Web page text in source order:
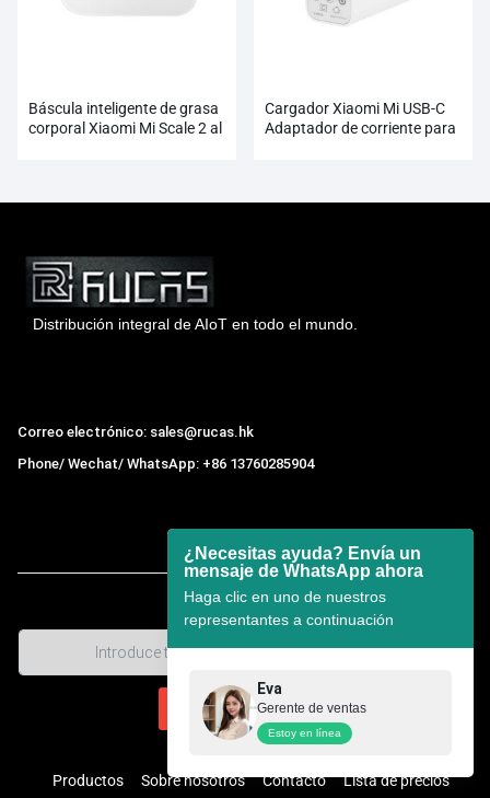
Báscula inteligente de grasa
corporal Xiaomi Mi Scale 2 al
Cargador Xiaomi Mi USB-C
Adaptador de corriente para
Distribución integral de AIoT en todo el mundo.
Correo electrónico: sales@rucas.hk
Phone/ Wechat/ WhatsApp: +86 13760285904
Productos Sobre nosotros Contacto
Lista de precios
¿Necesitas ayuda? Envía un
mensaje de WhatsApp ahora
Haga clic en uno de nuestros
representantes a continuación
Eva
Gerente de ventas
Estoy en línea